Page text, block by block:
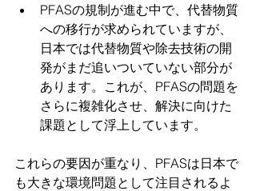
PFASの規制が進む中で、代替物質
への移行が求められていますが、
日本では代替物質や除去技術の開
発がまだ追いついていない部分が
あります。これが、PFASの問題を
さらに複雑化させ、解決に向けた
課題として浮上しています。
これらの要因が重なり、PFASは日本で
も大きな環境問題として注目されるよ